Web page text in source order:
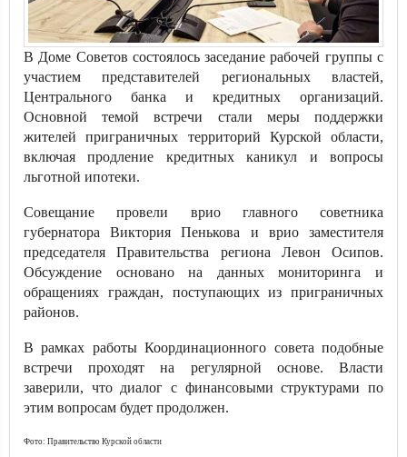
В Доме Советов состоялось заседание рабочей группы с
участием представителей региональных властей,
Центрального банка и кредитных организаций.
Основной темой встречи стали меры поддержки
жителей приграничных территорий Курской области,
включая продление кредитных каникул и вопросы
льготной ипотеки.
Совещание провели врио главного советника
губернатора Виктория Пенькова и врио заместителя
председателя Правительства региона Левон Осипов.
Обсуждение основано на данных мониторинга и
обращениях граждан, поступающих из приграничных
районов.
В рамках работы Координационного совета подобные
встречи проходят на регулярной основе. Власти
заверили, что диалог с финансовыми структурами по
этим вопросам будет продолжен.
Фото: Правительство Курской области